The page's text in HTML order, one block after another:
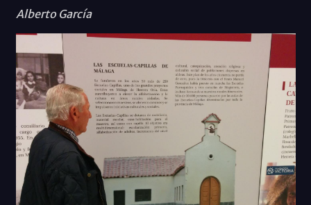
Alberto García